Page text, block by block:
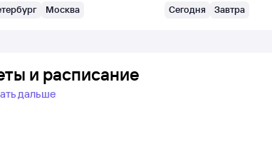
Москва Сегодня Завтра
и расписание
дальше